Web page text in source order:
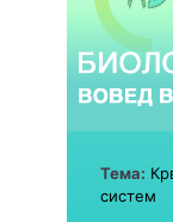
Тема:
систем